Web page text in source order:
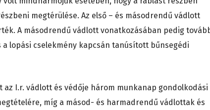
megtérülése. Az első – és másodrendű vádlott
A másodrendű vádlott vonatkozásában pedig
lopási cselekmény kapcsán tanúsított bűnsegédi
az I.r. vádlott és védője három munkanap gondolkodási
míg a másod- és harmadrendű vádlottak és